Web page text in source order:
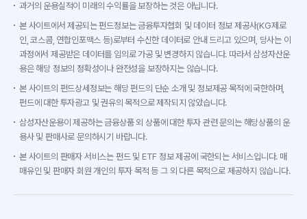
과거의 운용실적이 미래의 수익률을 보장하는 것은 아닙니다.
본 사이트에서 제공되는 펀드정보는 금융투자협회 및 데이터 정보 제공사(KG제로
인, 코스콤, 연합인포맥스 등)로부터 수신한 데이터로 안내 드리고 있으며, 당사는 이
과정에서 제공받은 데이터를 임의로 가공 및 변경하지 않습니다. 따라서 삼성자산운
용은 해당 정보의 정확성이나 완전성을 보장하지는 않습니다.
본 사이트의 펀드상세정보는 해당 펀드의 단순 소개 및 정보제공 목적에 국한하며,
펀드에 대한 투자광고 및 권유의 목적으로 제작되지 않았습니다.
삼성자산운용이 제공하는 금융상품 외 상품에 대한 투자 관련 문의는 해당상품의 운
용사 및 판매사로 문의하시기 바랍니다.
본 사이트의 판매자 서비스는 펀드 및 ETF 정보 제공에 국한되는 서비스입니다. 매
매유인 및 판매자 회원 개인의 투자 목적 등 그 외 다른 목적으로 제공하지 않습니다.